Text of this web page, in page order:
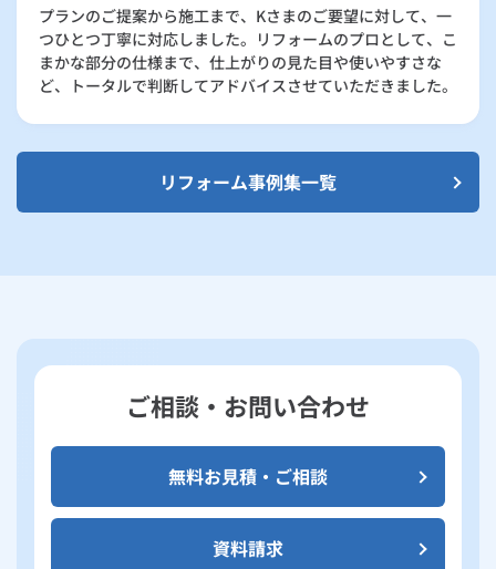
プランのご提案から施工まで、Kさまのご要望に対して、一
つひとつ丁寧に対応しました。リフォームのプロとして、こ
まかな部分の仕様まで、仕上がりの見た目や使いやすさな
ど、トータルで判断してアドバイスさせていただきました。
リフォーム事例集一覧
ご相談・お問い合わせ
無料お見積・ご相談
資料請求